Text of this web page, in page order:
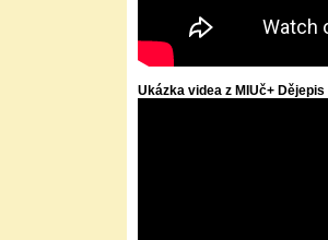
Ukázka videa z MIUč+ Dějepis